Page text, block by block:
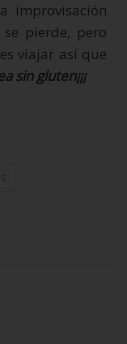
improvisación
pierde, pero
viajar así que
sin gluten¡¡¡